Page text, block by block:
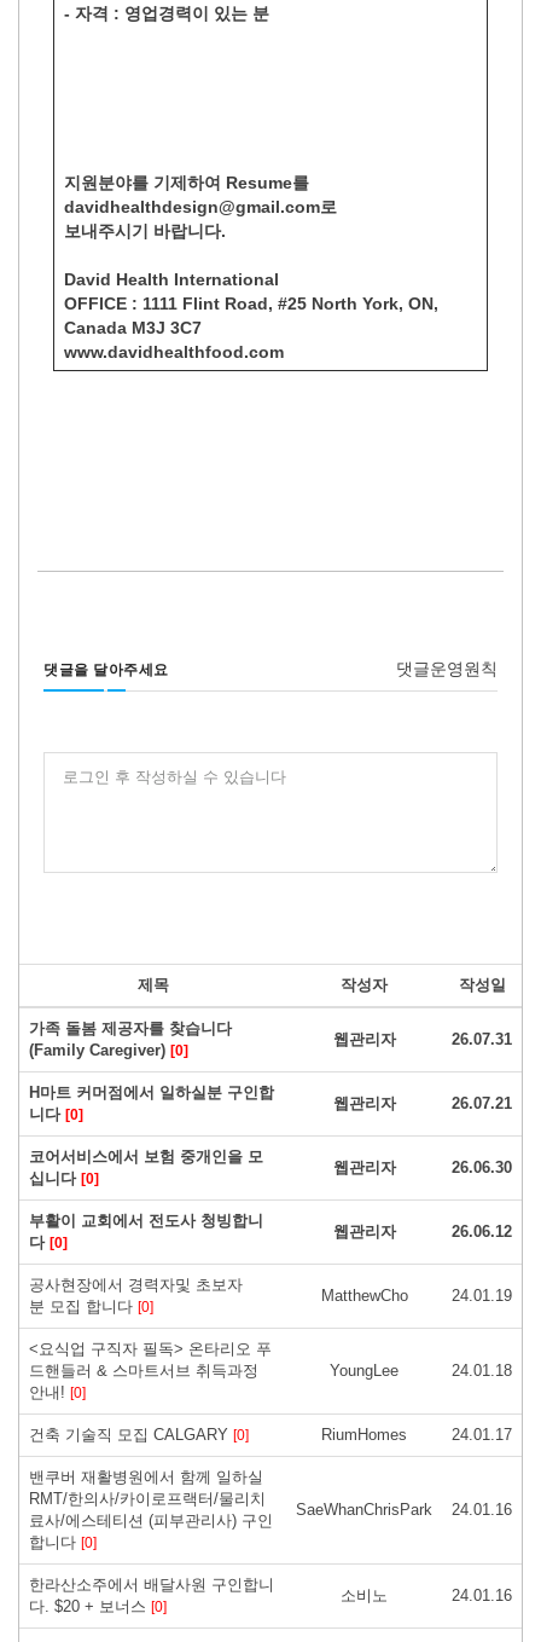
- 자격 : 영업경력이 있는 분
지원분야를 기제하여 Resume를
davidhealthdesign@gmail.com로
보내주시기 바랍니다.
David Health International
OFFICE : 1111 Flint Road, #25 North York, ON,
Canada M3J 3C7
www.davidhealthfood.com
댓글을 달아주세요 댓글운영원칙
로그인 후 작성하실 수 있습니다
제목 작성자 작성일
가족 돌봄 제공자를 찾습니다
(Family Caregiver) [0]
웹관리자 26.07.31
H마트 커머점에서 일하실분 구인합
니다 [0]
웹관리자 26.07.21
코어서비스에서 보험 중개인을 모
십니다 [0]
웹관리자 26.06.30
부활이 교회에서 전도사 청빙합니
다 [0]
웹관리자 26.06.12
공사현장에서 경력자및 초보자
분 모집 합니다 [0]
MatthewCho 24.01.19
<요식업 구직자 필독> 온타리오 푸
드핸들러 & 스마트서브 취득과정
안내! [0]
YoungLee 24.01.18
건축 기술직 모집 CALGARY [0] RiumHomes 24.01.17
밴쿠버 재활병원에서 함께 일하실
RMT/한의사/카이로프랙터/물리치
료사/에스테티션 (피부관리사) 구인
합니다 [0]
SaeWhanChrisPark 24.01.16
한라산소주에서 배달사원 구인합니
다. $20 + 보너스 [0]
소비노 24.01.16